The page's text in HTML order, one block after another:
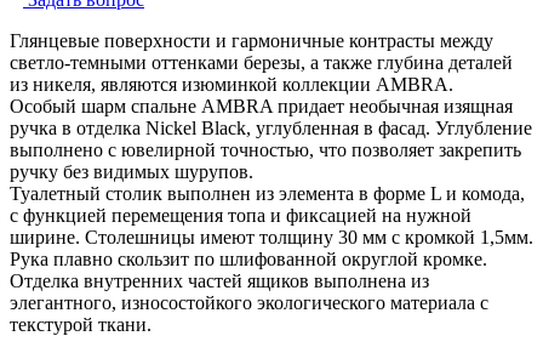
Глянцевые поверхности и гармоничные контрасты между
светло-темными оттенками березы, а также глубина деталей
из никеля, являются изюминкой коллекции AMBRA.
Особый шарм спальне AMBRA придает необычная изящная
ручка в отделка Nickel Black, углубленная в фасад. Углубление
выполнено с ювелирной точностью, что позволяет закрепить
ручку без видимых шурупов.
Туалетный столик выполнен из элемента в форме L и комода,
с функцией перемещения топа и фиксацией на нужной
ширине. Столешницы имеют толщину 30 мм с кромкой 1,5мм.
Рука плавно скользит по шлифованной округлой кромке.
Отделка внутренних частей ящиков выполнена из
элегантного, износостойкого экологического материала с
текстурой ткани.